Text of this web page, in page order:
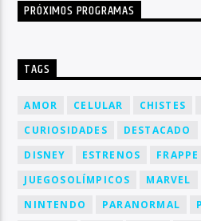
PRÓXIMOS PROGRAMAS
TAGS
AMOR CELULAR CHISTES
CURIOSIDADES
DESTACADO
DISNEY
ESTRENOS FRAPPE
JUEGOSOLÍMPICOS
MARVEL
NINTENDO
PARANORMAL